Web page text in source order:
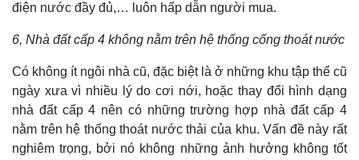
điện nước đầy đủ,… luôn hấp dẫn người mua.
6, Nhà đất cấp 4 không nằm trên hệ thống cống thoát nước
Có không ít ngôi nhà cũ, đặc biệt là ở những khu tập thể cũ
ngày xưa vì nhiều lý do cơi nới, hoặc thay đổi hình dạng
nhà đất cấp 4 nên có những trường hợp nhà đất cấp 4
nằm trên hệ thống thoát nước thải của khu. Vấn đề này rất
nghiêm trọng, bởi nó không những ảnh hưởng không tốt